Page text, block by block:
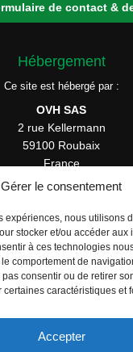
Gérer le consentement
expériences, nous utilisons
stocker et/ou accéder aux
à ces technologies
comportement de
consentir ou de retirer
certaines caractéristiques et
Accepter
de contact &
Hébergement
Ce site est hébergé par :
OVH SAS
2 rue Kellermann
59100 Roubaix
France
Tél : 1007
RE-FAP — Tous droits
• Mentions légales •
RGPD
• Cookies